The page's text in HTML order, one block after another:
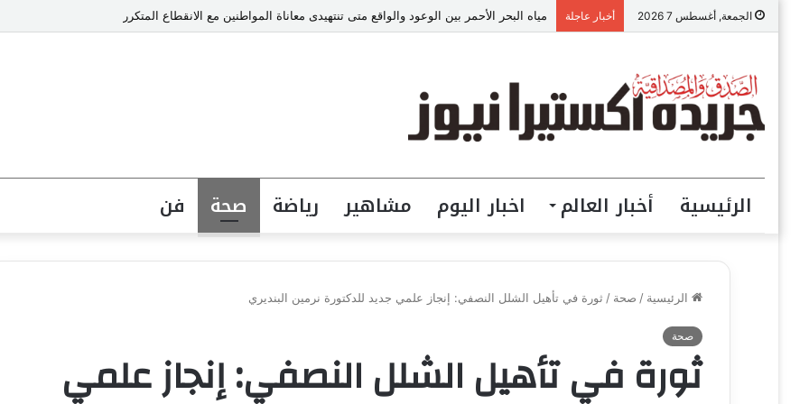
الجمعة, أغسطس 7 2026 أخبار عاجلة مياه البحر الأحمر بين الوعود والواقع متى تنتهيدى معاناة المواطنين مع الانقطاع المتكرر
الرئيسية أخبار العالم اخبار اليوم مشاهير رياضة صحة فن
الرئيسية / صحة / ثورة في تأهيل الشلل النصفي: إنجاز علمي جديد للدكتورة نرمين البنديري
صحة
ثورة في تأهيل الشلل النصفي: إنجاز علمي